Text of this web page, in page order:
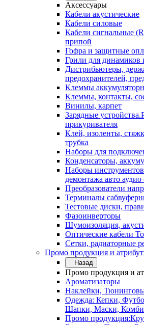
Аксессуары
Кабели акустические
Кабели силовые
Кабели сигнальные
припой
Гофра и защитные
Грили для динамиков
Дистрибьютеры,
предохранителей,
Клеммы
Клеммы, контакты,
Винилы, карпет
Зарядные
прикуривателя
Клей, изоленты,
трубка
Наборы для
Конденсаторы,
Наборы
демонтажа авто аудио
Преобразователи
Терминалы
Тестовые диски,
Фазоинверторы
Шумоизоляция,
Оптические кабели
Сетки, радиаторные
Промо продукция и
Назад
Промо продукция и
Ароматизаторы
Наклейки,
Одежда: Кепки,
Шапки, Маски,
Промо